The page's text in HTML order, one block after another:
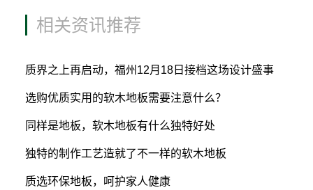
相关资讯推荐
质界之上再启动，福州12月18日接档这场设计盛事
选购优质实用的软木地板需要注意什么？
同样是地板，软木地板有什么独特好处
独特的制作工艺造就了不一样的软木地板
质选环保地板，呵护家人健康